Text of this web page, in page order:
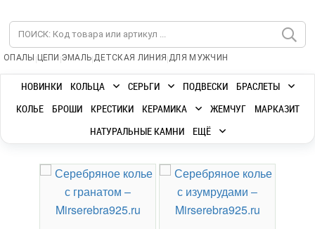
ОПАЛЫ | ЦЕПИ |ЭМАЛЬ|ДЕТСКАЯ ЛИНИЯ |ДЛЯ МУЖЧИН
НОВИНКИ КОЛЬЦА СЕРЬГИ ПОДВЕСКИ
БРАСЛЕТЫ
КОЛЬЕ
БРОШИ КРЕСТИКИ КЕРАМИКА ЖЕМЧУГ
МАРКАЗИТ
НАТУРАЛЬНЫЕ КАМНИ
ЕЩЁ